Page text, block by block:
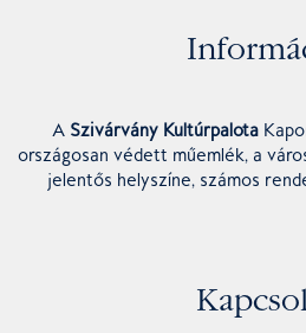
A Szivárvány Kultúrpalota
országosan védett műemlék, a
jelentős helyszíne, számos